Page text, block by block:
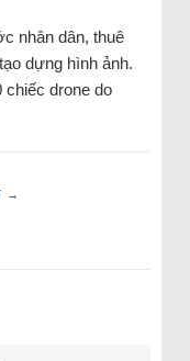
nhân dân, thuê
dựng hình ảnh.
chiếc drone do
→